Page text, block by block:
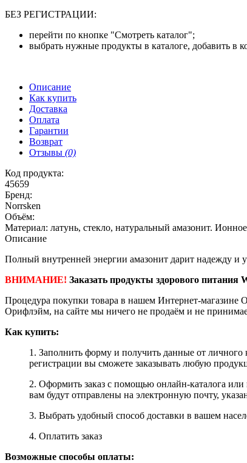
БЕЗ РЕГИСТРАЦИИ:
перейти по кнопке "Смотреть каталог";
выбрать нужные продукты в каталоге, добавить в
Описание
Как купить
Доставка
Оплата
Гарантии
Возврат
Отзывы (0)
Код продукта:
45659
Бренд:
Norrsken
Объём:
Материал: латунь, стекло, натуральный амазонит.
Описание
Полный внутренней энергии амазонит дарит надежду и
ВНИМАНИЕ! Заказать продукты здорового
Процедура покупки товара в нашем Интернет-
Орифлэйм, на сайте мы ничего не продаём и не
Как купить:
1. Заполнить форму и получить данные от личного
регистрации вы сможете заказывать любую
2. Оформить заказ с помощью онлайн-каталога
вам будут отправлены на электронную почту,
3. Выбрать удобный способ доставки в вашем
4. Оплатить заказ
Возможные способы оплаты: